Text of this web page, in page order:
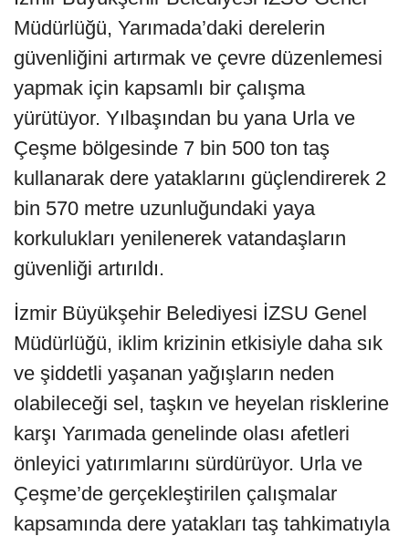
Müdürlüğü, Yarımada’daki derelerin
güvenliğini artırmak ve çevre düzenlemesi
yapmak için kapsamlı bir çalışma
yürütüyor. Yılbaşından bu yana Urla ve
Çeşme bölgesinde 7 bin 500 ton taş
kullanarak dere yataklarını güçlendirerek 2
bin 570 metre uzunluğundaki yaya
korkulukları yenilenerek vatandaşların
güvenliği artırıldı.
İzmir Büyükşehir Belediyesi İZSU Genel
Müdürlüğü, iklim krizinin etkisiyle daha sık
ve şiddetli yaşanan yağışların neden
olabileceği sel, taşkın ve heyelan risklerine
karşı Yarımada genelinde olası afetleri
önleyici yatırımlarını sürdürüyor. Urla ve
Çeşme’de gerçekleştirilen çalışmalar
kapsamında dere yatakları taş tahkimatıyla